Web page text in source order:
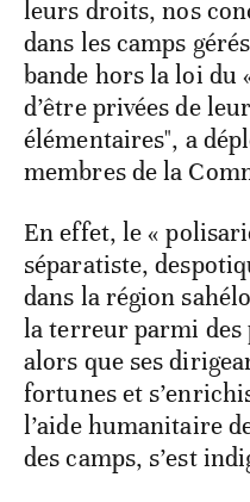
leurs droits, nos
dans les camps
bande hors la loi
d’être privées de
élémentaires", a
membres de la
En effet, le «
séparatiste,
dans la région
la terreur parmi
alors que ses
fortunes et
l’aide humanitaire
des camps, s’est